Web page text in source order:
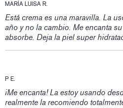
MARÍA LUISA R.
Está crema es una maravilla. La
año y no la cambio. Me encanta
absorbe. Deja la piel super
P E.
¡Me encanta! La estoy usando
realmente la recomiendo